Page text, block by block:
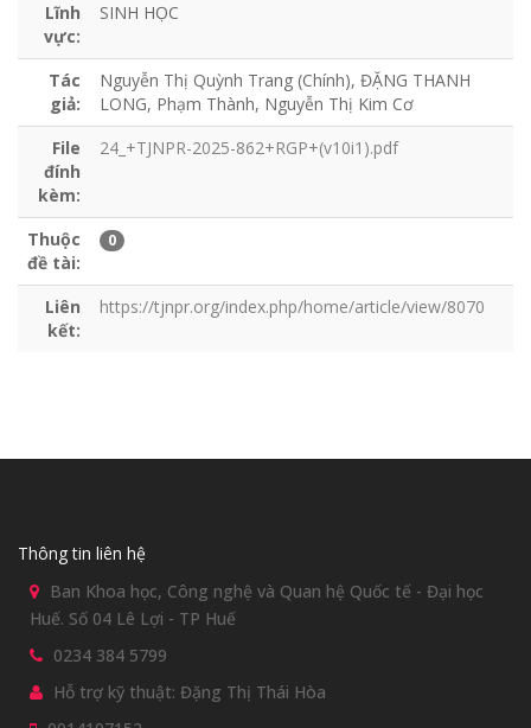
Lĩnh
vực:
SINH HỌC
Tác
giả:
Nguyễn Thị Quỳnh Trang (Chính), ĐẶNG THANH
LONG, Phạm Thành, Nguyễn Thị Kim Cơ
File
đính
kèm:
24_+TJNPR-2025-862+RGP+(v10i1).pdf
Thuộc
đề tài:
0
Liên
kết:
https://tjnpr.org/index.php/home/article/view/8070
Thông tin liên hệ
Ban Khoa học, Công nghệ và Quan hệ Quốc tế - Đại học
Huế. Số 04 Lê Lợi - TP Huế
0234 384 5799
Hỗ trợ kỹ thuật: Đặng Thị Thái Hòa